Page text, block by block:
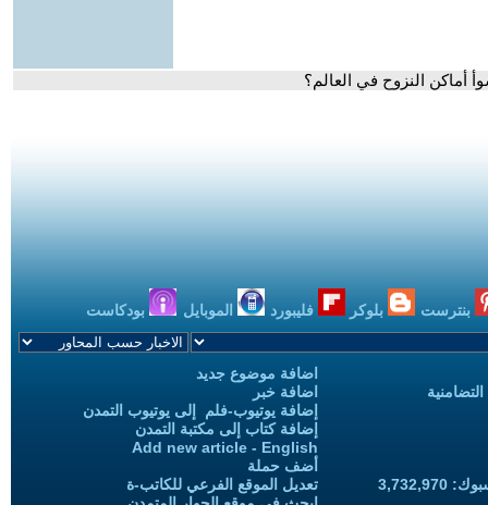
أماكن النزوح في العالم؟
بنترست بلوكر فليبورد الموبايل بودكاست
اضافة موضوع جديد
اضافة خبر
إضافة يوتيوب-فلم إلى يوتيوب التمدن
إضافة كتاب إلى مكتبة التمدن
Add new article - English
أضف حملة
تعديل الموقع الفرعي للكاتب-ة